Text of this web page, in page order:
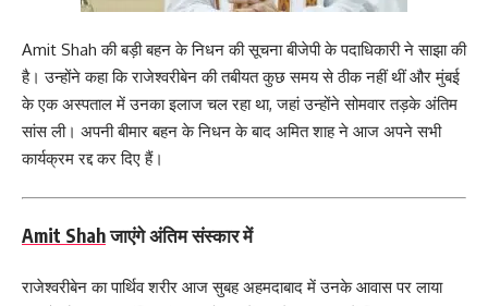
Amit Shah की बड़ी बहन के निधन की सूचना बीजेपी के पदाधिकारी ने साझा की
है। उन्होंने कहा कि राजेश्वरीबेन की तबीयत कुछ समय से ठीक नहीं थीं और मुंबई
के एक अस्पताल में उनका इलाज चल रहा था, जहां उन्होंने सोमवार तड़के अंतिम
सांस ली। अपनी बीमार बहन के निधन के बाद अमित शाह ने आज अपने सभी
कार्यक्रम रद्द कर दिए हैं।
Amit Shahजाएंगे अंतिम संस्कार में
राजेश्वरीबेन का पार्थिव शरीर आज सुबह अहमदाबाद में उनके आवास पर लाया